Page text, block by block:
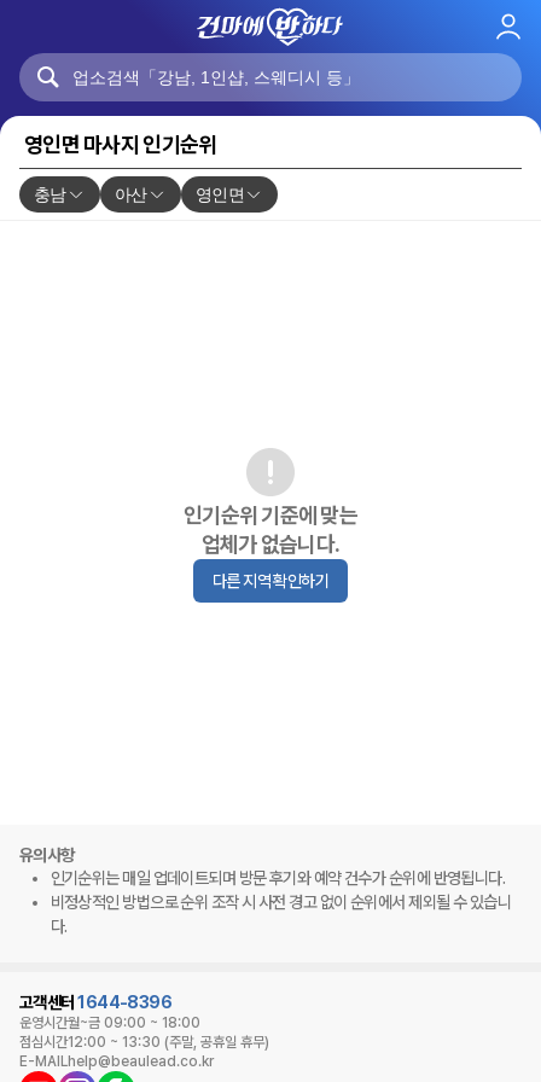
로
영인면 마사지 인기순위
충남 아산 영인면
인기순위 기준에 맞는
업체가 없습니다.
다른 지역 확인하기
유의사항
인기순위는 매일 업데이트되며 방문 후기와 예약 건수가 순위에 반영됩니다.
비정상적인 방법으로 순위 조작 시 사전 경고 없이 순위에서 제외될 수 있습니
다.
고객센터 1644-8396
운영시간월~금 09:00 ~ 18:00
점심시간12:00 ~ 13:30 (주말, 공휴일 휴무)
E-MAILhelp@beaulead.co.kr